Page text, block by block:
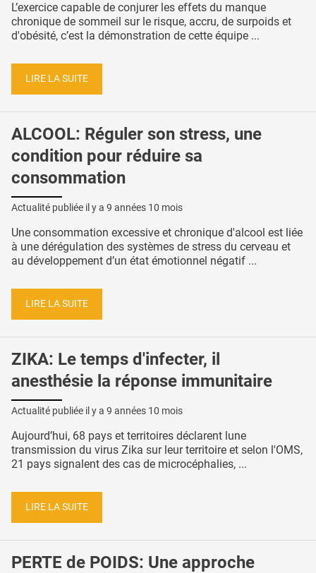
L’exercice capable de conjurer les effets du manque
chronique de sommeil sur le risque, accru, de surpoids et
d'obésité, c’est la démonstration de cette équipe ...
LIRE LA SUITE
ALCOOL: Réguler son stress, une
condition pour réduire sa
consommation
Actualité publiée il y a 9 années 10 mois
Une consommation excessive et chronique d'alcool est liée
à une dérégulation des systèmes de stress du cerveau et
au développement d’un état émotionnel négatif ...
LIRE LA SUITE
ZIKA: Le temps d'infecter, il
anesthésie la réponse immunitaire
Actualité publiée il y a 9 années 10 mois
Aujourd’hui, 68 pays et territoires déclarent lune
transmission du virus Zika sur leur territoire et selon l'OMS,
21 pays signalent des cas de microcéphalies, ...
LIRE LA SUITE
PERTE de POIDS: Une approche